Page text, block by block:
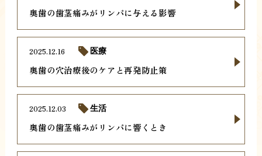
奥歯の歯茎痛みがリンパに与える影響
奥歯の穴治療後のケアと再発防止策
2025.12.16 医療
奥歯の歯茎痛みがリンパに響くとき
2025.12.03 生活